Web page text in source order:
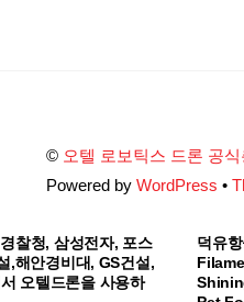
© 오텔 로보틱스 드론 공
Powered byWordPress •
찰청, 삼성전자, 포스
,해안경비대, GS건설,
오텔드론을 사용하
덕유